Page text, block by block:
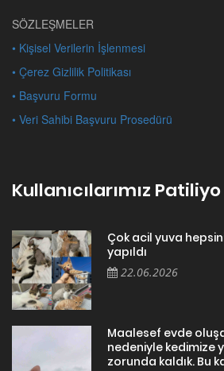
SÖZLEŞMELER
• Kişisel Verilerin İşlenmesi
• Çerez Gizlilik Politikası
• Başvuru Formu
• Veri Sahibi Başvuru Prosedürü
Kullanıcılarımız Patiliyo
Çok acil yuva
yapıldı
22.06.2026
Maalesef evde
nedeniyle kedimize
zorunda kaldık. Bu